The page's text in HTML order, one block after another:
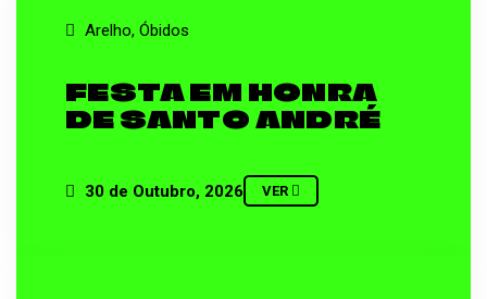
Arelho, Óbidos
FESTA EM HONRA
DE SANTO ANDRÉ
30 de Outubro, 2026 VER